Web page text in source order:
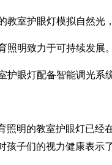
教室护眼灯模拟自然光
照明致力于可持续发展
护眼灯配备智能调光系
照明的教室护眼灯已经
孩子们的视力健康表示